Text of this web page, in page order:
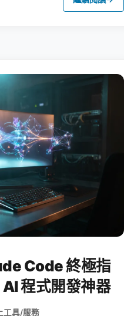
Code 終極指
程式開發神器
工具/服務